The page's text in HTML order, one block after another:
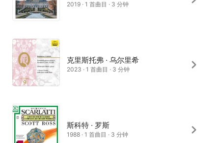
2019 · 1 首曲目 · 3 分钟
克里斯托弗 · 乌尔里希
2023 · 1 首曲目 · 3 分钟
斯科特 · 罗斯
1988 · 1 首曲目 · 3 分钟